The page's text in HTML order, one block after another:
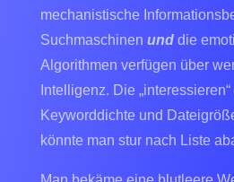
mechanistische
Suchmaschinen unddie
Algorithmen verfügen über
Intelligenz. Die
Keyworddichte und
könnte man stur nach Liste